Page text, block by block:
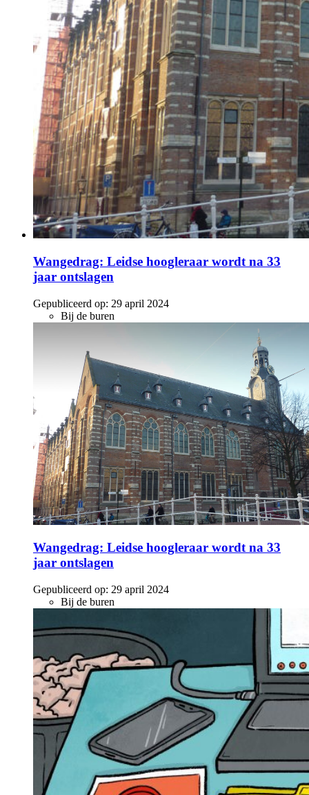
Wangedrag: Leidse hoogleraar wordt na 33
jaar ontslagen
Gepubliceerd op: 29 april 2024
Bij de buren
Wangedrag: Leidse hoogleraar wordt na 33
jaar ontslagen
Gepubliceerd op: 29 april 2024
Bij de buren